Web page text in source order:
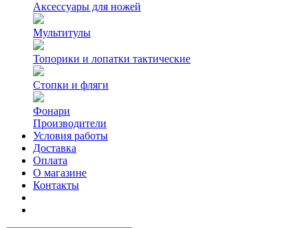
Аксессуары для ножей
Мультитулы
Топорики и лопатки тактические
Стопки и фляги
Фонари
Производители
Условия работы
Доставка
Оплата
О магазине
Контакты